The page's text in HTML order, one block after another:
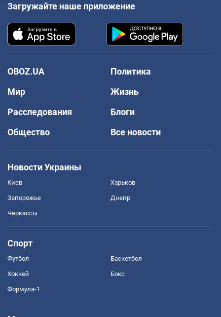
Загружайте наше приложение
OBOZ.UA
Политика
Мир
Жизнь
Расследования
Блоги
Общество
Все новости
Новости Украины
Киев Харьков
Запорожье Днепр
Черкассы
Спорт
Футбол Баскетбол
Хоккей Бокс
Формула-1